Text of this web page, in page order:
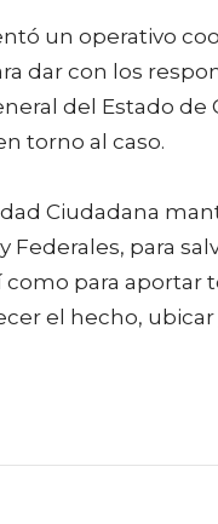
un operativo
dar con los
del Estado
torno al caso.
Ciudadana
Federales, para
como para
el hecho,